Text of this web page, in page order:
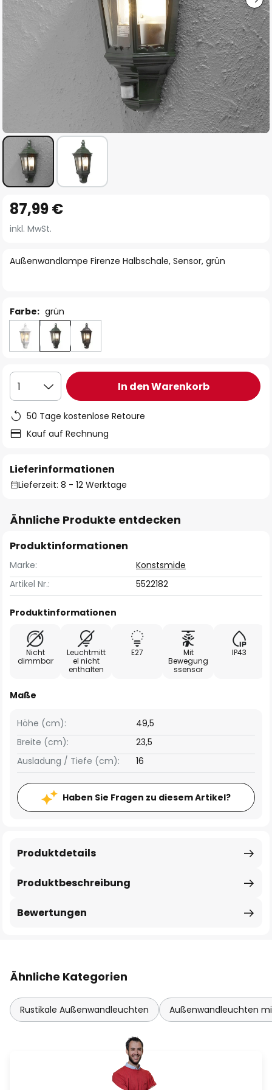
Anfang
der
springen
Außenwandlampe Firenze Halbschale, Sensor, grün
87,99 €
inkl. MwSt.
Farbe: grün
1 In den Warenkorb
50 Tage kostenlose Retoure
Kauf auf Rechnung
Lieferinformationen
Lieferzeit: 8 - 12 Werktage
Ähnliche Produkte entdecken
Produktinformationen
Marke:
Konstsmide
Artikel Nr.:
5522182
Produktinformationen
Nicht
dimmbar
Leuchtmitt
el nicht
enthalten
E27
Mit
Bewegung
ssensor
IP43
Maße
Breite (cm): 23,5
Höhe (cm): 49,5
Ausladung / Tiefe (cm): 16
Haben Sie Fragen zu diesem Artikel?
Produktbeschreibung
Produktdetails
Bewertungen
Ähnliche Kategorien
Rustikale Außenwandleuchten Außenwandleuchten